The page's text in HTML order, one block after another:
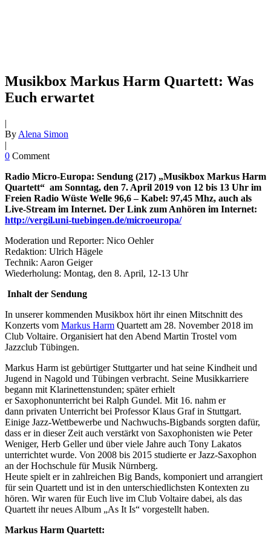
Musikbox Markus Harm Quartett: Was
Euch erwartet
|
By Alena Simon
|
0 Comment
Radio Micro-Europa: Sendung (217) „Musikbox Markus Harm
Quartett“ am Sonntag, den 7. April 2019 von 12 bis 13 Uhr im
Freien Radio Wüste Welle 96,6 – Kabel: 97,45 Mhz, auch als
Live-Stream im Internet. Der Link zum Anhören im Internet:
http://vergil.uni-tuebingen.de/microeuropa/
Moderation und Reporter: Nico Oehler
Redaktion: Ulrich Hägele
Technik: Aaron Geiger
Wiederholung: Montag, den 8. April, 12-13 Uhr
Inhalt der Sendung
In unserer kommenden Musikbox hört ihr einen Mitschnitt des
Konzerts vom Markus Harm Quartett am 28. November 2018 im
Club Voltaire. Organisiert hat den Abend Martin Trostel vom
Jazzclub Tübingen.
Markus Harm ist gebürtiger Stuttgarter und hat seine Kindheit und
Jugend in Nagold und Tübingen verbracht. Seine Musikkarriere
begann mit Klarinettenstunden; später erhielt
er Saxophonunterricht bei Ralph Gundel. Mit 16. nahm er
dann privaten Unterricht bei Professor Klaus Graf in Stuttgart.
Einige Jazz-Wettbewerbe und Nachwuchs-Bigbands sorgten dafür,
dass er in dieser Zeit auch verstärkt von Saxophonisten wie Peter
Weniger, Herb Geller und über viele Jahre auch Tony Lakatos
unterrichtet wurde. Von 2008 bis 2015 studierte er Jazz-Saxophon
an der Hochschule für Musik Nürnberg.
Heute spielt er in zahlreichen Big Bands, komponiert und arrangiert
für sein Quartett und ist in den unterschiedlichsten Kontexten zu
hören. Wir waren für Euch live im Club Voltaire dabei, als das
Quartett ihr neues Album „As It Is“ vorgestellt haben.
Markus Harm Quartett: